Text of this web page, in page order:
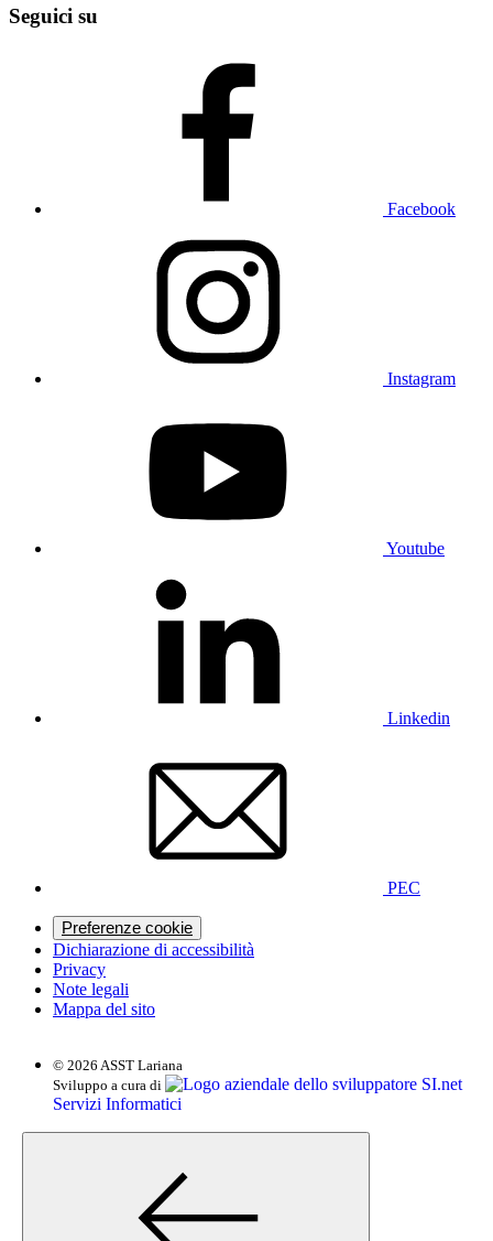
Seguici su
Facebook
Instagram
Youtube
Linkedin
PEC
Preferenze cookie
Dichiarazione di accessibilità
Privacy
Note legali
Mappa del sito
© 2026 ASST Lariana
Sviluppo a cura di
SI.net
Servizi Informatici